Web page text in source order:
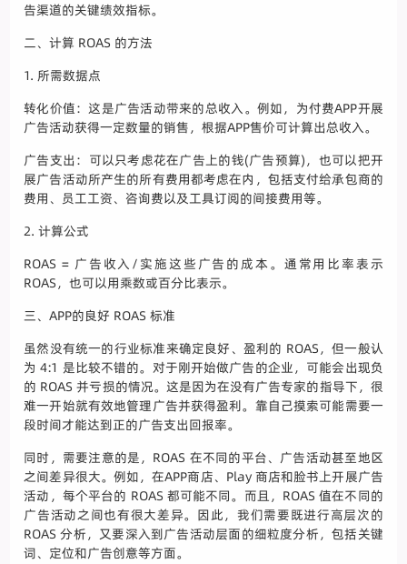
告渠道的关键绩效指标。
二、计算 ROAS 的方法
1. 所需数据点
转化价值：这是广告活动带来的总收入。例如，为付费APP开展
广告活动获得一定数量的销售，根据APP售价可计算出总收入。
广告支出：可以只考虑花在广告上的钱(广告预算)，也可以把开
展广告活动所产生的所有费用都考虑在内，包括支付给承包商的
费用、员工工资、咨询费以及工具订阅的间接费用等。
2. 计算公式
ROAS = 广告收入/实施这些广告的成本。通常用比率表示
ROAS，也可以用乘数或百分比表示。
三、APP的良好 ROAS 标准
虽然没有统一的行业标准来确定良好、盈利的 ROAS，但一般认
为 4:1 是比较不错的。对于刚开始做广告的企业，可能会出现负
的 ROAS 并亏损的情况。这是因为在没有广告专家的指导下，很
难一开始就有效地管理广告并获得盈利。靠自己摸索可能需要一
段时间才能达到正的广告支出回报率。
同时，需要注意的是，ROAS 在不同的平台、广告活动甚至地区
之间差异很大。例如，在APP商店、Play 商店和脸书上开展广告
活动，每个平台的 ROAS 都可能不同。而且，ROAS 值在不同的
广告活动之间也有很大差异。因此，我们需要既进行高层次的
ROAS 分析，又要深入到广告活动层面的细粒度分析，包括关键
词、定位和广告创意等方面。